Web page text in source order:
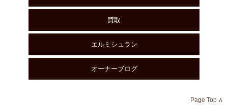
買取
エルミシュラン
オーナーブログ
Page Top ∧